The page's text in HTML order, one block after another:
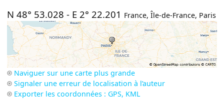
N 48° 53.028 - E 2° 22.201 France,Île-de-France, Paris
Naviguer sur une carte plus grande
Signaler une erreur de localisation à l’auteur
Exporter les coordonnées : GPS, KML